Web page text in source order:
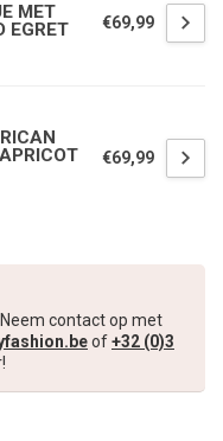
MET
EGRET
€69,99
€69,99
contact op met
of+32 (0)3
op de hoogte te blijven
5 euro kortingop je
😀